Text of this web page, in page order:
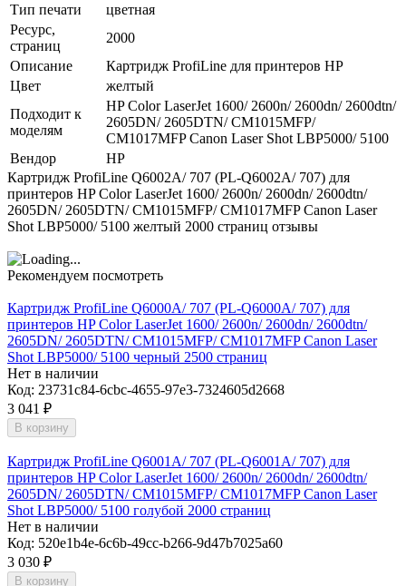
Тип печати
цветная
Ресурс,
страниц
2000
Описание
Картридж ProfiLine для принтеров HP
Цвет
желтый
Подходит к
моделям
HP Color LaserJet 1600/ 2600n/ 2600dn/ 2600dtn/
2605DN/ 2605DTN/ CM1015MFP/
CM1017MFP Canon Laser Shot LBP5000/ 5100
Вендор
HP
Картридж ProfiLine Q6002A/ 707 (PL-Q6002A/ 707) для
принтеров HP Color LaserJet 1600/ 2600n/ 2600dn/ 2600dtn/
2605DN/ 2605DTN/ CM1015MFP/ CM1017MFP Canon Laser
Shot LBP5000/ 5100 желтый 2000 страниц отзывы
Рекомендуем посмотреть
Картридж ProfiLine Q6000A/ 707 (PL-Q6000A/ 707) для
принтеров HP Color LaserJet 1600/ 2600n/ 2600dn/ 2600dtn/
2605DN/ 2605DTN/ CM1015MFP/ CM1017MFP Canon Laser
Shot LBP5000/ 5100 черный 2500 страниц
Нет в наличии
Код: 23731c84-6cbc-4655-97e3-7324605d2668
3 041 ₽
В корзину
Картридж ProfiLine Q6001A/ 707 (PL-Q6001A/ 707) для
принтеров HP Color LaserJet 1600/ 2600n/ 2600dn/ 2600dtn/
2605DN/ 2605DTN/ CM1015MFP/ CM1017MFP Canon Laser
Shot LBP5000/ 5100 голубой 2000 страниц
Нет в наличии
Код: 520e1b4e-6c6b-49cc-b266-9d47b7025a60
3 030 ₽
В корзину